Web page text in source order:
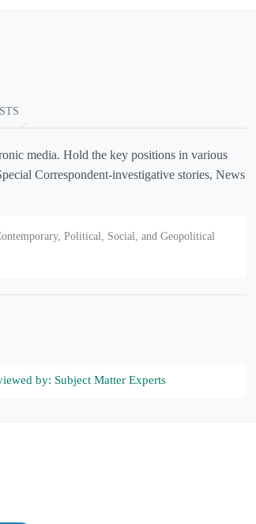
media. Hold the key positions in various
Correspondent-investigative stories, News
Political, Social, and Geopolitical
by: Subject Matter Experts